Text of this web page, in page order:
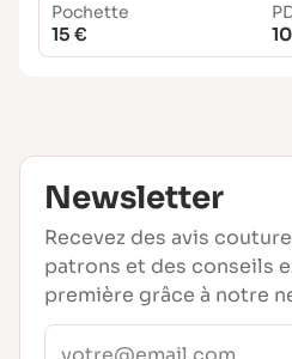
Pochette
15 €
Newsletter
Recevez des avis
patrons et des conseils
première grâce à notre